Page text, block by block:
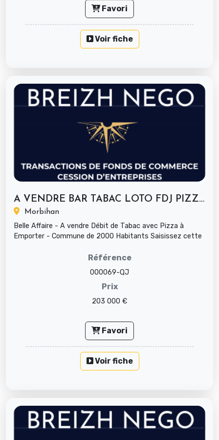
Favori
Voir fiche
A VENDRE BAR TABAC LOTO FDJ PIZZA A...
Morbihan
Belle Affaire - A vendre Débit de Tabac avec Pizza à
Emporter - Commune de 2000 Habitants Saisissez cette
Référence
000069-QJ
Prix
203 000 €
Favori
Voir fiche